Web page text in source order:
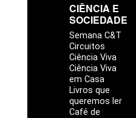
CIÊNCIA E
SOCIEDADE
Semana C&T
Circuitos
Ciência Viva
Ciência Viva
em Casa
Livros que
queremos ler
Café de